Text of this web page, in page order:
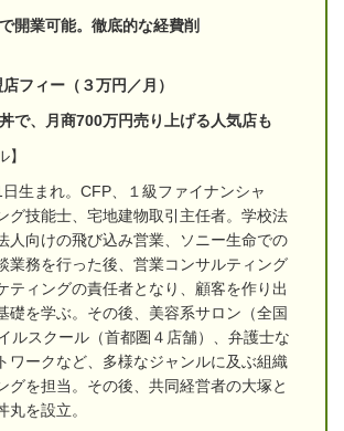
開業可能。徹底的な経費削
フィー（３万円／月）
で、月商700万円売り上げる人気店も
】
生まれ。CFP、１級ファイナンシャ
グ技能士、宅地建物取引主任者。学校法
人向けの飛び込み営業、ソニー生命での
業務を行った後、営業コンサルティング
ティングの責任者となり、顧客を作り出
礎を学ぶ。その後、美容系サロン（全国
ルスクール（首都圏４店舗）、弁護士な
ワークなど、多様なジャンルに及ぶ組織
グを担当。その後、共同経営者の大塚と
丸を設立。